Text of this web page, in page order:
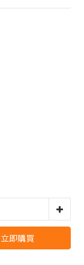
立即購買